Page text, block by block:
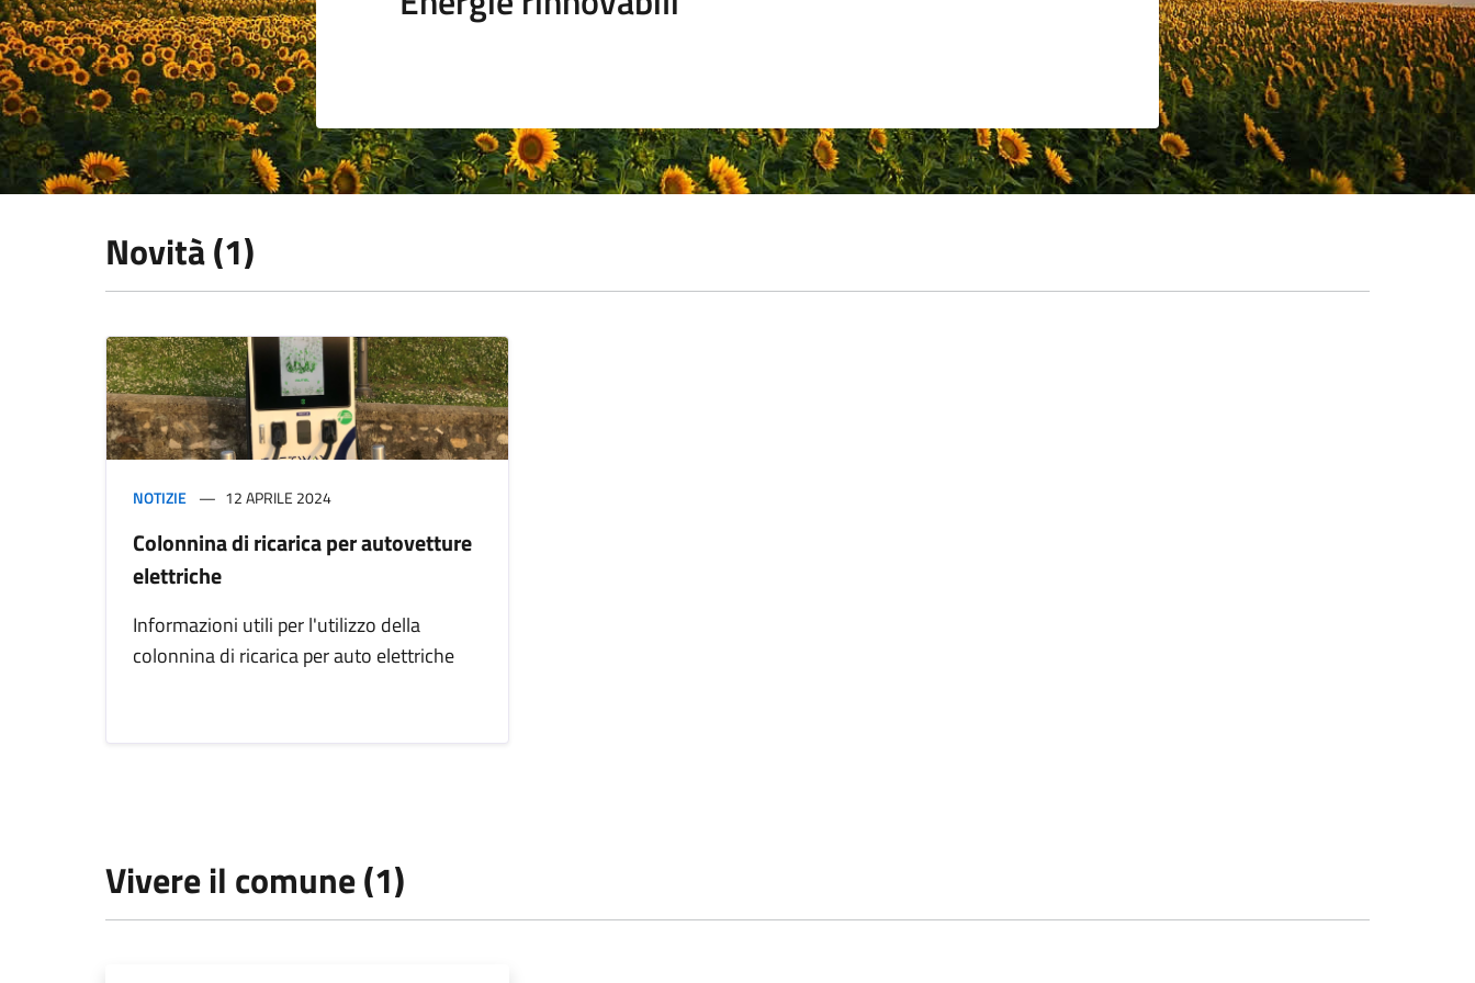
Novità (1)
NOTIZIE 12 APRILE 2024
Colonnina di ricarica per autovetture
elettriche
Informazioni utili per l'utilizzo della
colonnina di ricarica per auto elettriche
Vivere il comune (1)